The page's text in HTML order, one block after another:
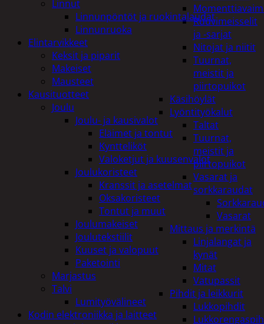
Ruuvimeisselit
ja -sarjat
Nitojat ja niitit
Tuurnat,
meistit ja
piirtopuikot
Käsihöylät
Lyöntityökalut
Taltat
Tuurnat,
meistit ja
piirtopuikot
Vasarat ja
sorkkaraudat
Vasarat
Mittaus ja merkintä
Linjalangat ja
kynät
Mitat
Vatupassit
Pihdit ja leikkurit
Lukkopihdit
Linnut
Linnunpöntöt ja ruokintalaudat
Linnunruoka
Elintarvikkeet
Keksit ja piparit
Makeiset
Mausteet
Kausituotteet
Joulu
Joulu- ja kausivalot
Eläimet ja tontut
Kyntteliköt
Valoketjut ja kuusenvalot
Joulukoristeet
Kranssit ja asetelmat
Oksakoristeet
Tontut ja muut
Joulumakeiset
Joulutekstiilit
Kuuset ja valopuut
Paketointi
Marjastus
Talvi
Lumityövälineet
Kodin elektroniikka ja laitteet